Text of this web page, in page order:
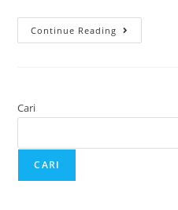
Continue Reading
Cari
CARI